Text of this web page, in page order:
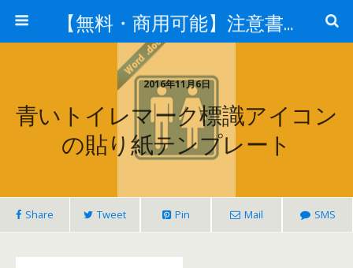
【無料・商用可能】注意書き・張り紙テンプレート【ポスター対応】
2016年11月6日
青いトイレマーク標識アイコン
の貼り紙テンプレート
Share Tweet Pin Mail SMS